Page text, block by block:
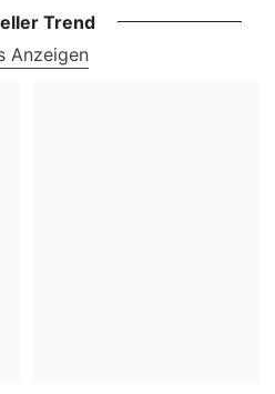
Trend
Anzeigen